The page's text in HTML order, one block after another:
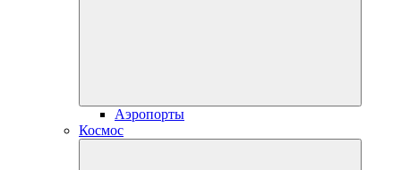
Аэропорты
Космос